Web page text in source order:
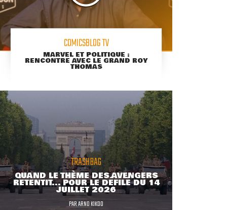
COMICSBLOG TV
MARVEL ET POLITIQUE :
RENCONTRE AVEC LE GRAND ROY
THOMAS
TRASHBAG
QUAND LE THÈME DES AVENGERS
RETENTIT... POUR LE DÉFILÉ DU 14
JUILLET 2026
PARARNO KIKOO